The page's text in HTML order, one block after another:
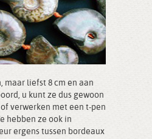
maar liefst 8 cm en aan
u kunt ze dus gewoon
verwerken met een t-pen
hebben ze ook in
ergens tussen bordeaux